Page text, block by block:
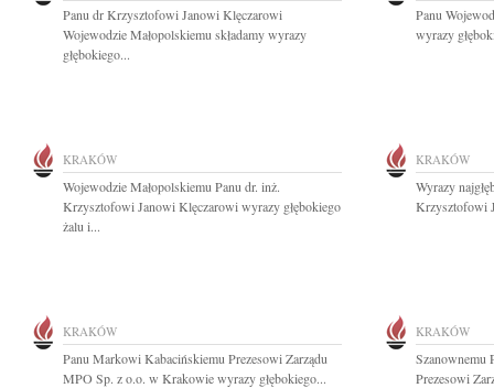
Panu dr Krzysztofowi Janowi Klęczarowi
Wojewodzie Małopolskiemu składamy wyrazy
głębokiego...
Panu
wyrazy
KRAKÓW
Wojewodzie Małopolskiemu Panu dr. inż.
Krzysztofowi Janowi Klęczarowi wyrazy głębokiego
żalu i...
KRAKÓW
Wyrazy
Krzysztofowi
KRAKÓW
Panu Markowi Kabacińskiemu Prezesowi Zarządu
MPO Sp. z o.o. w Krakowie wyrazy głębokiego...
KRAKÓW
Szanownemu
Prezesowi